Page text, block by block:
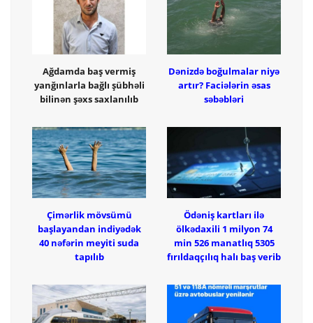
Ağdamda baş vermiş
yanğınlarla bağlı şübhəli
bilinən şəxs saxlanılıb
Dənizdə boğulmalar niyə
artır? Faciələrin əsas
səbəbləri
Çimərlik mövsümü
başlayandan indiyədək
40 nəfərin meyiti suda
tapılıb
Ödəniş kartları ilə
ölkədaxili 1 milyon 74
min 526 manatlıq 5305
fırıldaqçılıq halı baş verib